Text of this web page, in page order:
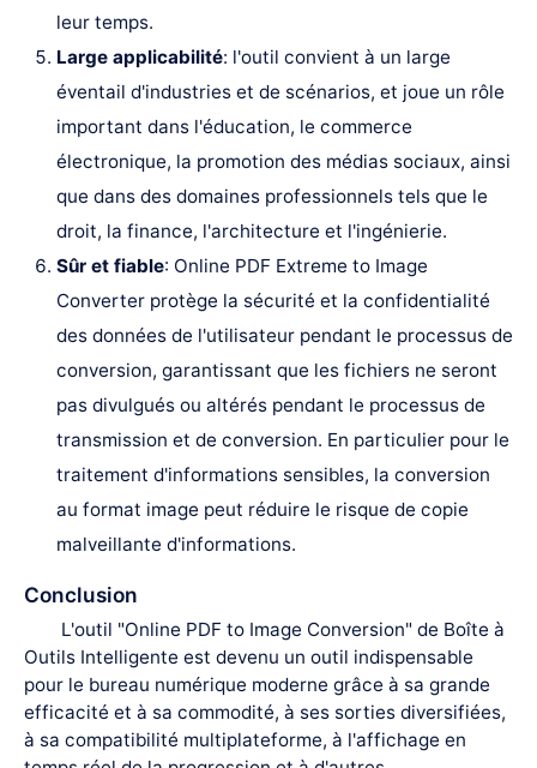
leur temps.
Large applicabilité: l'outil convient à un large
éventail d'industries et de scénarios, et joue un rôle
important dans l'éducation, le commerce
électronique, la promotion des médias sociaux, ainsi
que dans des domaines professionnels tels que le
droit, la finance, l'architecture et l'ingénierie.
Sûr et fiable: Online PDF Extreme to Image
Converter protège la sécurité et la confidentialité
des données de l'utilisateur pendant le processus de
conversion, garantissant que les fichiers ne seront
pas divulgués ou altérés pendant le processus de
transmission et de conversion. En particulier pour le
traitement d'informations sensibles, la conversion
au format image peut réduire le risque de copie
malveillante d'informations.
Conclusion
L'outil "Online PDF to Image Conversion" de Boîte à
Outils Intelligente est devenu un outil indispensable
pour le bureau numérique moderne grâce à sa grande
efficacité et à sa commodité, à ses sorties diversifiées,
à sa compatibilité multiplateforme, à l'affichage en